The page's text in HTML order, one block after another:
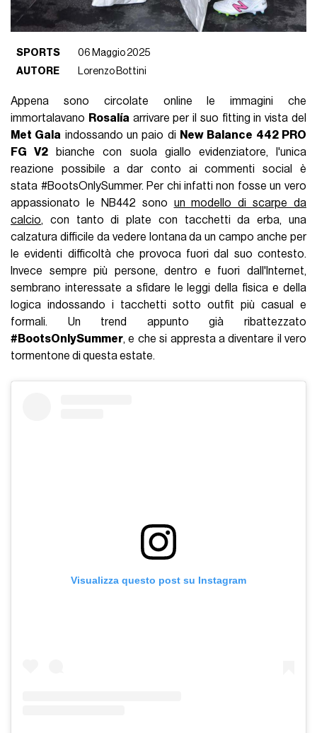
SPORTS
06 Maggio 2025
AUTORE
Lorenzo Bottini
Appena sono circolate online le immagini che
immortalavano Rosalía arrivare per il suo fitting in vista del
Met Gala indossando un paio di New Balance 442 PRO
FG V2 bianche con suola giallo evidenziatore, l'unica
reazione possibile a dar conto ai commenti social è
stata #BootsOnlySummer. Per chi infatti non fosse un vero
appassionato le NB442 sono un modello di scarpe da
calcio, con tanto di plate con tacchetti da erba, una
calzatura difficile da vedere lontana da un campo anche per
le evidenti difficoltà che provoca fuori dal suo contesto.
Invece sempre più persone, dentro e fuori dall'Internet,
sembrano interessate a sfidare le leggi della fisica e della
logica indossando i tacchetti sotto outfit più casual e
formali. Un trend appunto già ribattezzato
#BootsOnlySummer, e che si appresta a diventare il vero
tormentone di questa estate.
Visualizza questo post su Instagram